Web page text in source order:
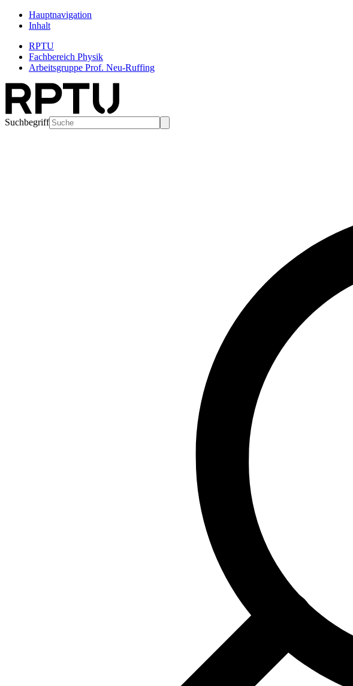
Hauptnavigation
Inhalt
RPTU
Fachbereich Physik
Arbeitsgruppe Prof. Neu-Ruffing
Suchbegriff